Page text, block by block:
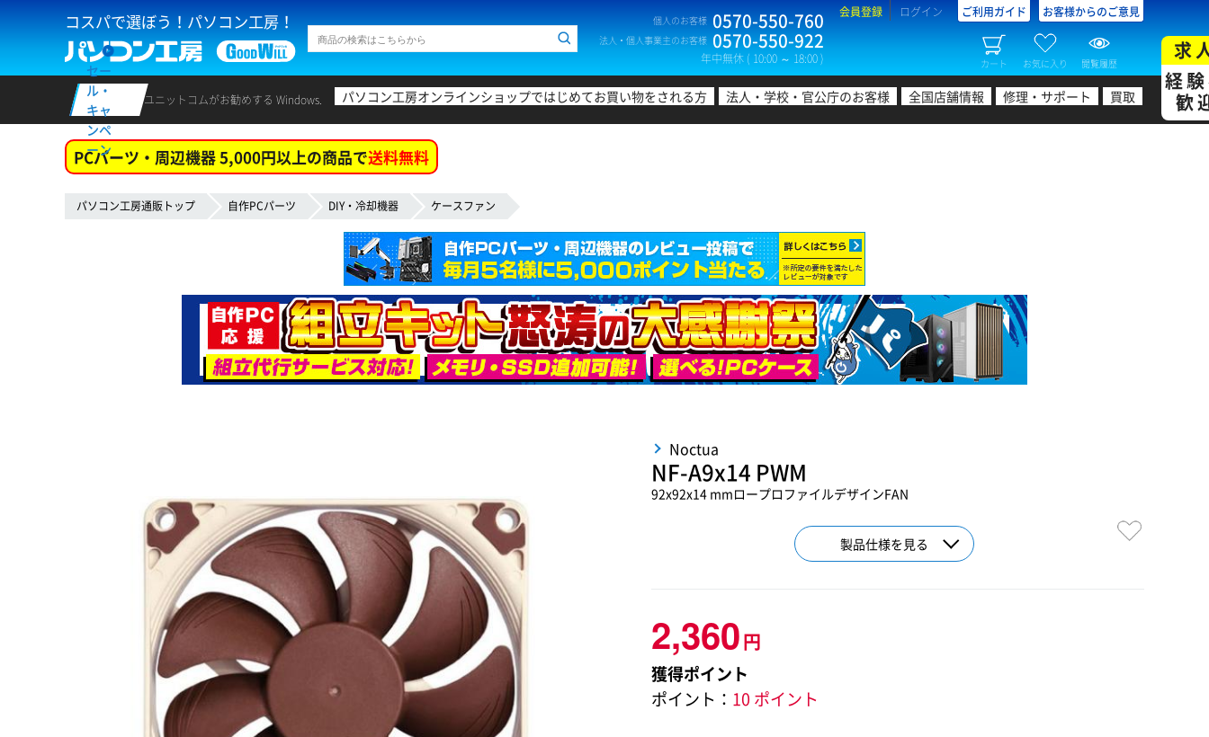
コスパで選ぼう！パソコン工房！ 個人のお客様 0570-550-760
法人・個人事業主のお客様 0570-550-922
年中無休 ( 10:00 ～ 18:00 )
会員登録 ログイン ご利用ガイド お客様からのご意見
カート お気に入り 閲覧履歴
セー
ル・
キャ
ンペ
ーン
ユニットコムがお勧めする Windows. パソコン工房オンラインショップではじめてお買い物をされる方 法人・学校・官公庁のお客様 全国店舗情報 修理・サポート 買取
求
経
歓
PCパーツ・周辺機器 5,000円以上の商品で送料無料
パソコン工房通販トップ 自作PCパーツ DIY・冷却機器 ケースファン
Noctua
NF-A9x14 PWM
92x92x14 mmロープロファイルデザインFAN
製品仕様を見る
2,360円
獲得ポイント
ポイント： 10 ポイント